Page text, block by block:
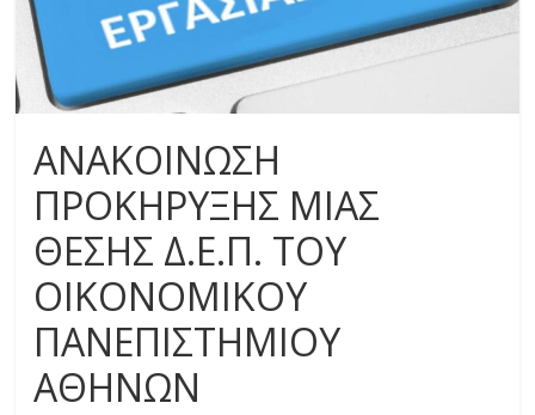
ΑΝΑΚΟΙΝΩΣΗ
ΠΡΟΚΗΡΥΞΗΣ ΜΙΑΣ
ΘΕΣΗΣ Δ.Ε.Π. ΤΟΥ
ΟΙΚΟΝΟΜΙΚΟΥ
ΠΑΝΕΠΙΣΤΗΜΙΟΥ
ΑΘΗΝΩΝ